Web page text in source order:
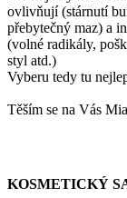
ovlivňují (stárnutí
přebytečný maz) a
(volné radikály,
styl atd.)
Vyberu tedy tu
Těším se na Vás Mia
KOSMETICKÝ